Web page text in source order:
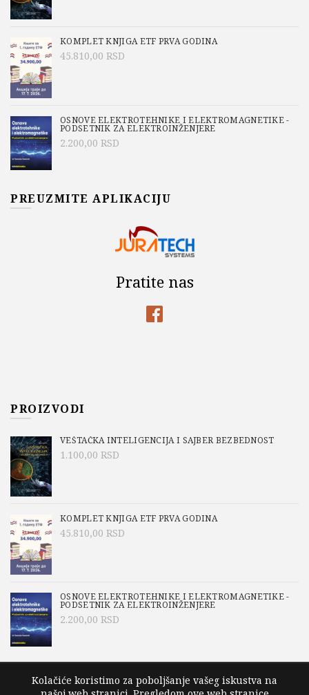
KOMPLET KNJIGA ETF PRVA GODINA
45.810,00 RSD
OSNOVE ELEKTROTEHNIKE I ELEKTROMAGNETIKE -
PODSETNIK ZA ELEKTROINŽENJERE
2.200,00 RSD
PREUZMITE APLIKACIJU
Pratite nas
PROIZVODI
VEŠTAČKA INTELIGENCIJA I SAJBER BEZBEDNOST
1.100,00 RSD
KOMPLET KNJIGA ETF PRVA GODINA
45.810,00 RSD
OSNOVE ELEKTROTEHNIKE I ELEKTROMAGNETIKE -
PODSETNIK ZA ELEKTROINŽENJERE
2.200,00 RSD
Kolačiće koristimo za poboljšanje vašeg iskustva na